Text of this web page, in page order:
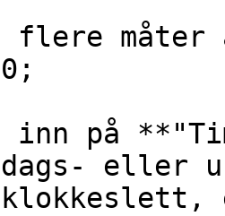
flere
inn på
eller